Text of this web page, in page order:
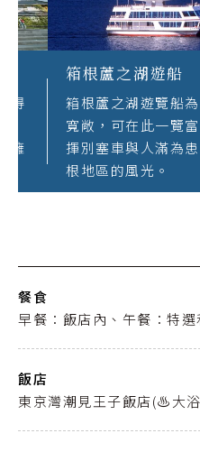
箱根蘆之湖遊船
箱根蘆之湖遊覽船為雙
寬敞，可在此一覽富士
揮別塞車與人滿為患的
根地區的風光。
餐食
早餐：飯店內、午餐：特
飯店
東京灣潮見王子飯店(♨️大